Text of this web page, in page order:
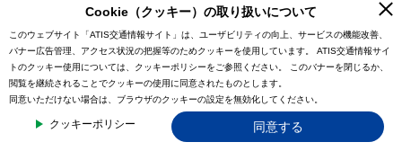
規制
有明ＪＣＴ付近
内容
車線規制
Cookie（クッキー）の取り扱いについて
このウェブサイト「ATIS交通情報サイト」は、ユーザビリティの向上、サービスの機能改善、
バナー広告管理、アクセス状況の把握等のためクッキーを使用しています。
ATIS交通情報サイ
トのクッキー使用については、クッキーポリシーをご参照ください。
このバナーを閉じるか、
閲覧を継続されることでクッキーの使用に同意されたものとします。
同意いただけない場合は、ブラウザのクッキーの設定を無効化してください。
クッキーポリシー 同意する